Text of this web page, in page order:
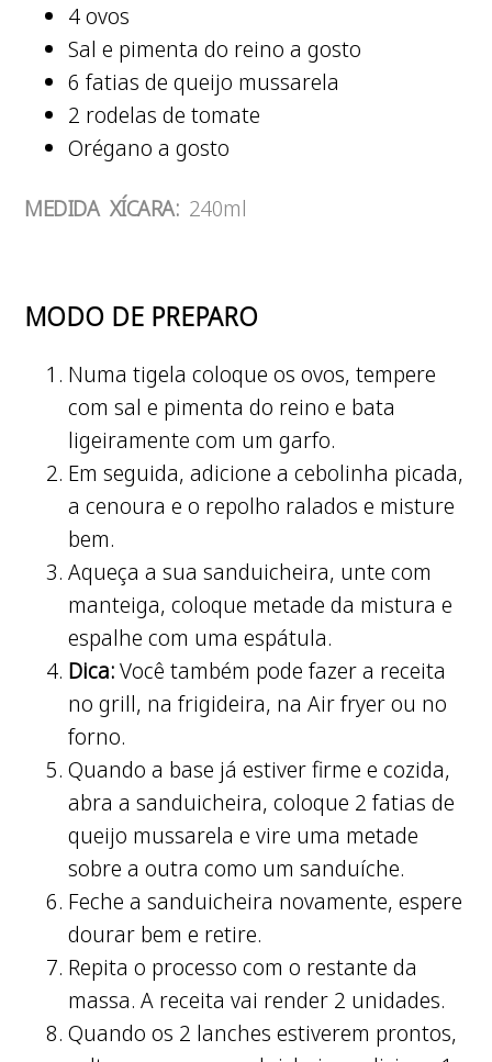
4 ovos
Sal e pimenta do reino a gosto
6 fatias de queijo mussarela
2 rodelas de tomate
Orégano a gosto
MEDIDA XÍCARA:240ml
MODO DE PREPARO
Numa tigela coloque os ovos, tempere
com sal e pimenta do reino e bata
ligeiramente com um garfo.
Em seguida, adicione a cebolinha picada,
a cenoura e o repolho ralados e misture
bem.
Aqueça a sua sanduicheira, unte com
manteiga, coloque metade da mistura e
espalhe com uma espátula.
Dica:Você também pode fazer a receita
no grill, na frigideira, na Air fryer ou no
forno.
Quando a base já estiver firme e cozida,
abra a sanduicheira, coloque 2 fatias de
queijo mussarela e vire uma metade
sobre a outra como um sanduíche.
Feche a sanduicheira novamente, espere
dourar bem e retire.
Repita o processo com o restante da
massa. A receita vai render 2 unidades.
Quando os 2 lanches estiverem prontos,